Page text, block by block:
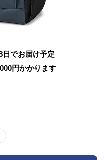
日でお届け予定
円かかります